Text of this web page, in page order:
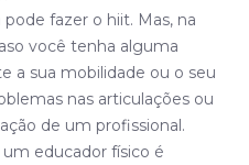
fazer o hiit. Mas, na
você tenha alguma
a sua mobilidade ou o seu
nas articulações ou
de um profissional.
educador físico é